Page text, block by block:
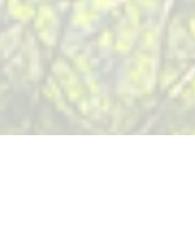
Hierbei werden
mit